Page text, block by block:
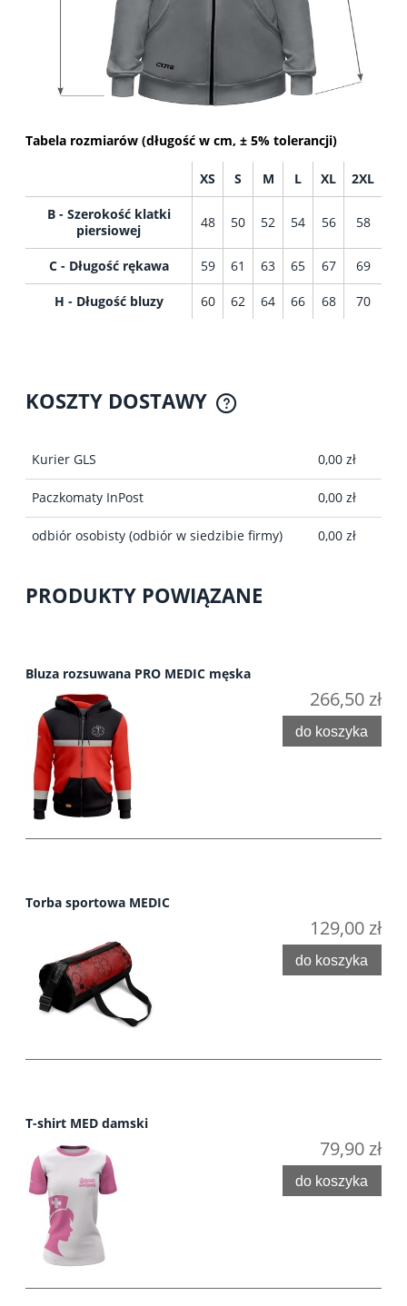
Tabela rozmiarów (długość w cm, ± 5% tolerancji)
XS S M L XL 2XL
B - Szerokość klatki
piersiowej
48 50 52 54 56 58
C - Długość rękawa 59 61 63 65 67 69
H - Długość bluzy 60 62 64 66 68 70
KOSZTY DOSTAWY
CENA NIE ZAWIERA EWENTUALNYCH KOSZTÓW
Kurier GLS 0,00 zł
Paczkomaty InPost 0,00 zł
odbiór osobisty (odbiór w siedzibie firmy) 0,00 zł
PRODUKTY POWIĄZANE
Bluza rozsuwana PRO MEDIC męska
266,50 zł
do koszyka
Torba sportowa MEDIC
129,00 zł
do koszyka
T-shirt MED damski
79,90 zł
do koszyka